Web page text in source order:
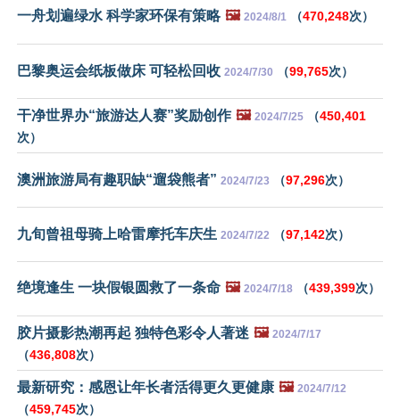
一舟划遍绿水 科学家环保有策略 🖼️ 2024/8/1 （470,248次）
巴黎奥运会纸板做床 可轻松回收 2024/7/30 （99,765次）
干净世界办“旅游达人赛”奖励创作 🖼️ 2024/7/25 （450,401
次）
澳洲旅游局有趣职缺“遛袋熊者” 2024/7/23 （97,296次）
九旬曾祖母骑上哈雷摩托车庆生 2024/7/22 （97,142次）
绝境逢生 一块假银圆救了一条命 🖼️ 2024/7/18 （439,399次）
胶片摄影热潮再起 独特色彩令人著迷 🖼️ 2024/7/17
（436,808次）
最新研究：感恩让年长者活得更久更健康 🖼️ 2024/7/12
（459,745次）